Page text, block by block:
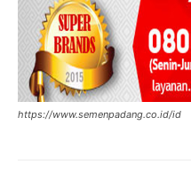
https://www.semenpadang.co.id/id